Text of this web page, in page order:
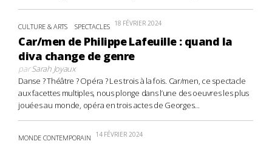
CULTURE & ARTS SPECTACLES 18 FÉVRIER 2024
Car/men de Philippe Lafeuille : quand la
diva change de genre
parSarah Joyaux
Danse ? Théâtre ? Opéra ? Les trois à la fois. Car/men, ce spectacle
aux facettes multiples, nous plonge dans l’une des oeuvres les plus
jouées au monde, opéra en trois actes de Georges...
MONDE CONTEMPORAIN 14 FÉVRIER 2024